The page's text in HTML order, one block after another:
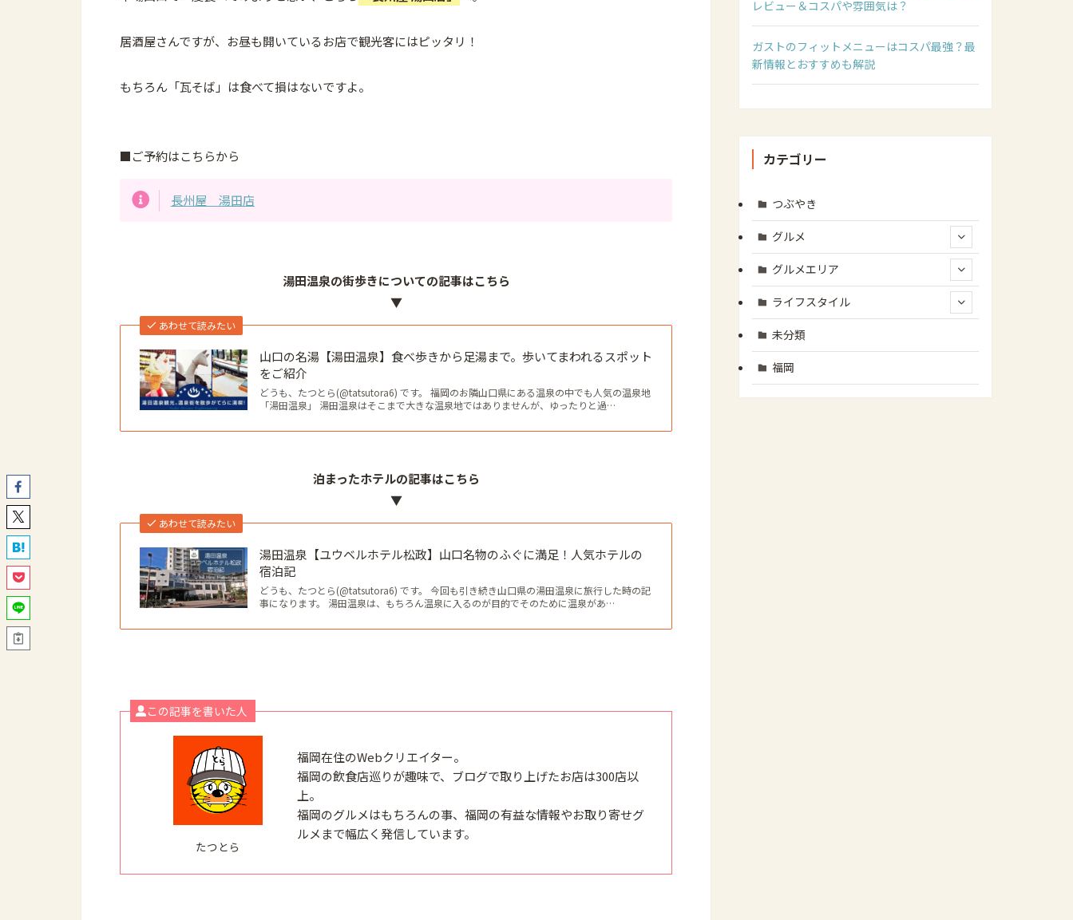
居酒屋さんですが、お昼も開いているお店で観光客にはピッタリ！
もちろん「瓦そば」は食べて損はないですよ。
■ご予約はこちらから
長州屋 湯田店
湯田温泉の街歩きについての記事はこちら
▼
あわせて読みたい
山口の名湯【湯田温泉】食べ歩きから足湯まで。歩いてまわれるスポット
をご紹介
どうも、たつとら(@tatsutora6) です。 福岡のお隣山口県にある温泉の中でも人気の温泉地
「湯田温泉」 湯田温泉はそこまで大きな温泉地ではありませんが、ゆったりと過…
泊まったホテルの記事はこちら
▼
あわせて読みたい
湯田温泉【ユウベルホテル松政】山口名物のふぐに満足！人気ホテルの
宿泊記
どうも、たつとら(@tatsutora6) です。 今回も引き続き山口県の湯田温泉に旅行した時の記
事になります。 湯田温泉は、もちろん温泉に入るのが目的でそのために温泉があ…
この記事を書いた人
たつとら
福岡在住のWebクリエイター。
福岡の飲食店巡りが趣味で、ブログで取り上げたお店は300店以
上。
福岡のグルメはもちろんの事、福岡の有益な情報やお取り寄せグ
ルメまで幅広く発信しています。
レビュー＆コスパや雰囲気は？
ガストのフィットメニューはコスパ最強？最
新情報とおすすめも解説
カテゴリー
つぶやき
グルメ
グルメエリア
ライフスタイル
未分類
福岡